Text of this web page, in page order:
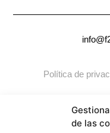
de las
Política de